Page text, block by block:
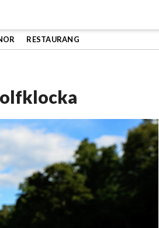
RESTAURANG